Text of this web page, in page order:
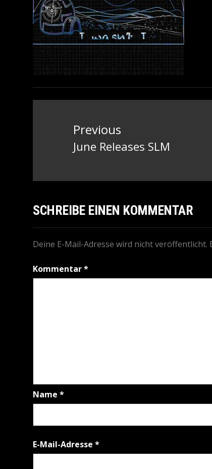
Previous
Previous
June Releases SLM
SCHREIBE EINEN KOMMENTAR
Deine E-Mail-Adresse wird nicht veröffentlicht.
Kommentar*
Name *
E-Mail-Adresse *